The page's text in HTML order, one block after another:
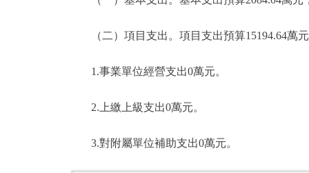
（二）項目支出。項目支出預算15194.64萬元
1.事業單位經營支出0萬元。
2.上繳上級支出0萬元。
3.對附屬單位補助支出0萬元。